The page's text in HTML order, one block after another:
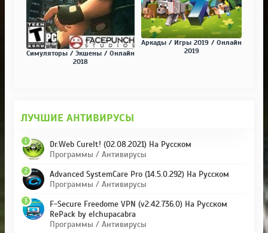
Симуляторы / Экшены / Онлайн
2018
Аркады / Игры 2019 / Онлайн
2019
ЛУЧШИЕ АНТИВИРУСЫ
Dr.Web CureIt! (02.08.2021) На Русском
Программы / Антивирусы
1
Advanced SystemCare Pro (14.5.0.292) На Русском
Программы / Антивирусы
2
F-Secure Freedome VPN (v2.42.736.0) На Русском
RePack by elchupacabra
Программы / Антивирусы
3